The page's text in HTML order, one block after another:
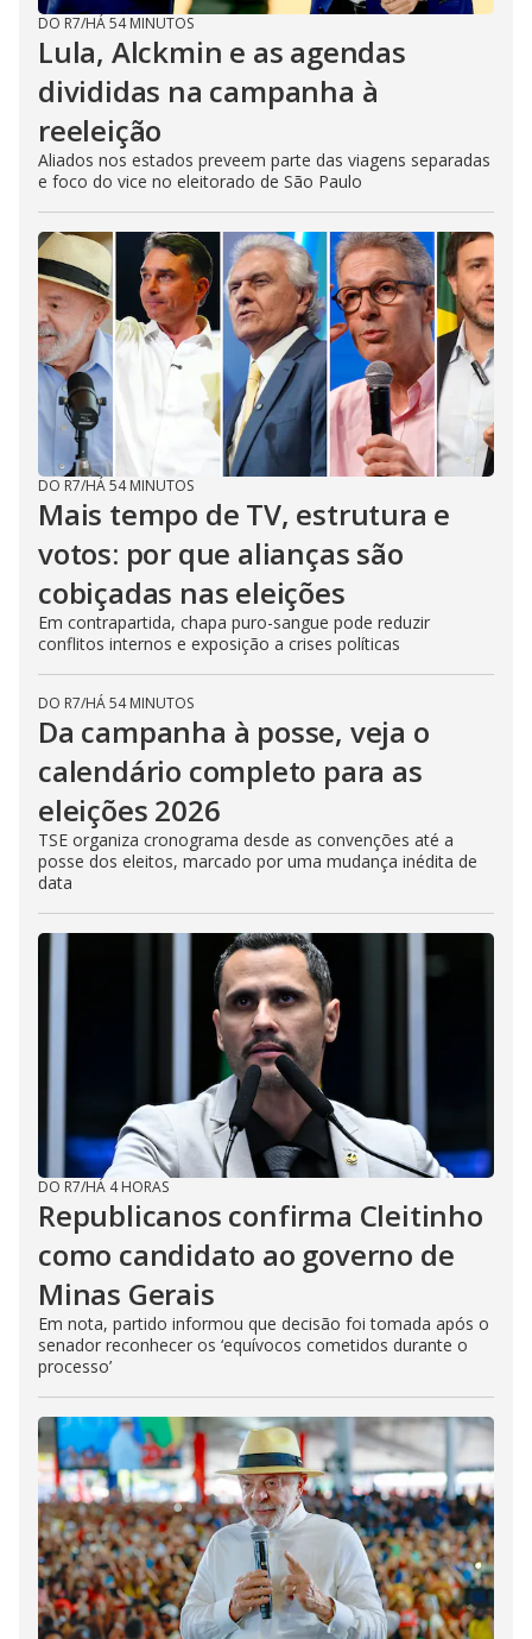
DO R7/HÁ 54 MINUTOS
Lula, Alckmin e as agendas
divididas na campanha à
reeleição
Aliados nos estados preveem parte das viagens separadas
e foco do vice no eleitorado de São Paulo
DO R7/HÁ 54 MINUTOS
Mais tempo de TV, estrutura e
votos: por que alianças são
cobiçadas nas eleições
Em contrapartida, chapa puro-sangue pode reduzir
conflitos internos e exposição a crises políticas
DO R7/HÁ 54 MINUTOS
Da campanha à posse, veja o
calendário completo para as
eleições 2026
TSE organiza cronograma desde as convenções até a
posse dos eleitos, marcado por uma mudança inédita de
data
DO R7/HÁ 4 HORAS
Republicanos confirma Cleitinho
como candidato ao governo de
Minas Gerais
Em nota, partido informou que decisão foi tomada após o
senador reconhecer os ‘equívocos cometidos durante o
processo’